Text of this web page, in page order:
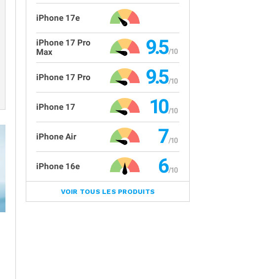
iPhone 17e
iPhone 17 Pro
Max
9.5
iPhone 17 Pro 9.5
iPhone 17 10
iPhone Air 7
iPhone 16e 6
VOIR TOUS LES PRODUITS